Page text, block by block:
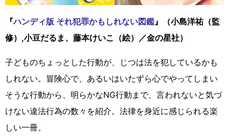
『ハンディ版 それ犯罪かもしれない図鑑』（小島洋祐（監
修）,小豆だるま、藤本けいこ（絵）／金の星社）
子どものちょっとした行動が、じつは法を犯しているかも
しれない。冒険心で、あるいはいたずら心でやってしまい
そうな行動から、明らかなNG行動まで、言われないと気づ
けない違法行為の数々を紹介。法律を身近に感じられる楽
しい一冊。